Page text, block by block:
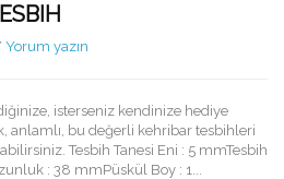
Yorum yazın
isterseniz kendinize hediye
anlamlı, bu değerli kehribar tesbihleri
Tesbih Tanesi Eni : 5 mmTesbih
: 38 mmPüskül Boy : 1...